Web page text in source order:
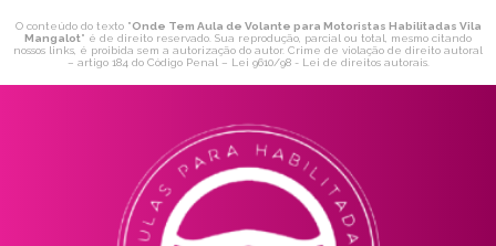
O conteúdo do texto "Onde Tem Aula de Volante para Motoristas Habilitadas Vila
Mangalot" é de direito reservado. Sua reprodução, parcial ou total, mesmo citando
nossos links, é proibida sem a autorização do autor. Crime de violação de direito autoral
– artigo 184 do Código Penal – Lei 9610/98 - Lei de direitos autorais.